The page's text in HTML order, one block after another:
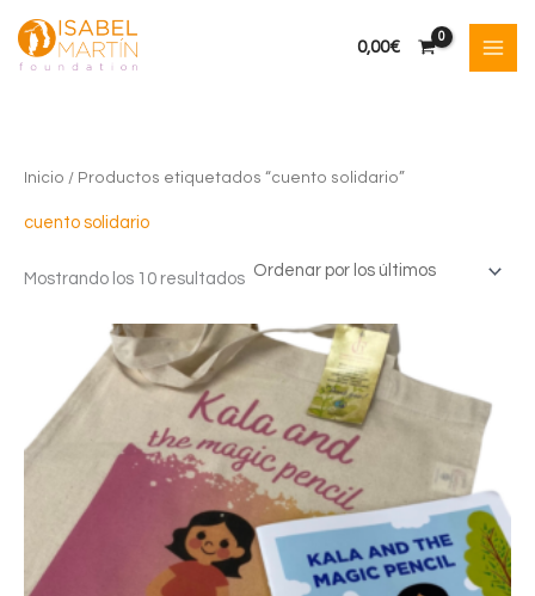
contenido
0,00€
Inicio / Productos etiquetados “cuento solidario”
cuento solidario
Mostrando los 10 resultadosOrdenado
últimos